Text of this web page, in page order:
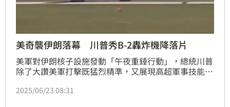
美奇襲伊朗落幕 川普秀B-2轟炸機降落片
美軍對伊朗核子設施發動「午夜重錘行動」，總統川普
除了大讚美軍打擊既猛烈精準，又展現高超軍事技能
的影片，內容可見機輪與跑道輕觸瞬間擦出白煙，接著
2025/06/23 08:31